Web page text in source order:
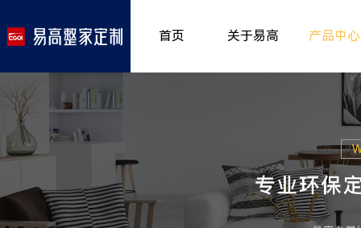
首页 关于易高
>
专卖形象 >
产品中心
室内非
儿童房
厨房空
餐厅空
客厅空